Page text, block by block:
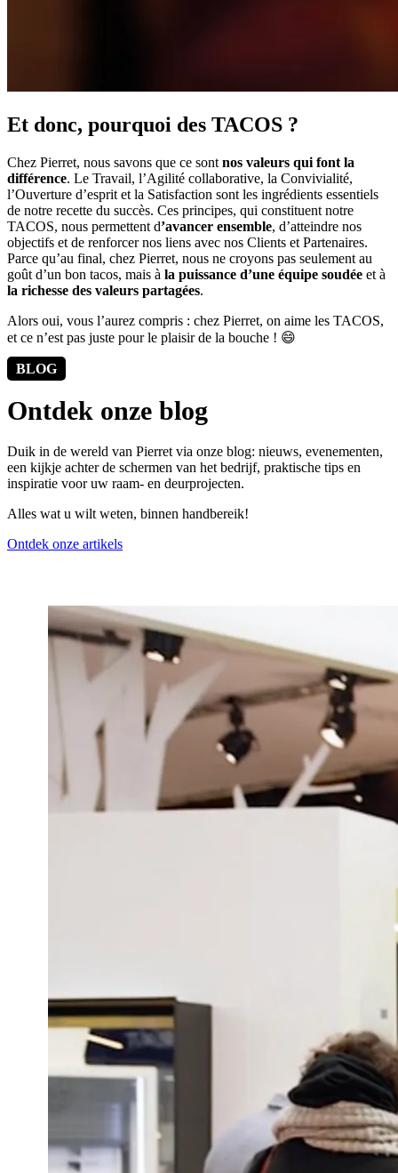
Et donc, pourquoi des TACOS ?
Chez Pierret, nous savons que ce sont nos valeurs qui font la
différence. Le Travail, l’Agilité collaborative, la Convivialité,
l’Ouverture d’esprit et la Satisfaction sont les ingrédients essentiels
de notre recette du succès. Ces principes, qui constituent notre
TACOS, nous permettent d’avancer ensemble, d’atteindre nos
objectifs et de renforcer nos liens avec nos Clients et Partenaires.
Parce qu’au final, chez Pierret, nous ne croyons pas seulement au
goût d’un bon tacos, mais à la puissance d’une équipe soudée et à
la richesse des valeurs partagées.
Alors oui, vous l’aurez compris : chez Pierret, on aime les TACOS,
et ce n’est pas juste pour le plaisir de la bouche ! 😄
BLOG
Ontdek onze blog
Duik in de wereld van Pierret via onze blog: nieuws, evenementen,
een kijkje achter de schermen van het bedrijf, praktische tips en
inspiratie voor uw raam- en deurprojecten.
Alles wat u wilt weten, binnen handbereik!
Ontdek onze artikels